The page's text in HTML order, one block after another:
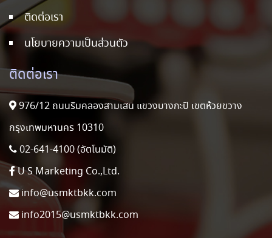
ติดต่อเรา
นโยบายความเป็นส่วนตัว
ติดต่อเรา
976/12 ถนนริมคลองสามเสน แขวงบางกะปิ เขตห้วยขวาง
กรุงเทพมหานคร 10310
02-641-4100 (อัตโนมัติ)
U S Marketing Co.,Ltd.
info@usmktbkk.com
info2015@usmktbkk.com